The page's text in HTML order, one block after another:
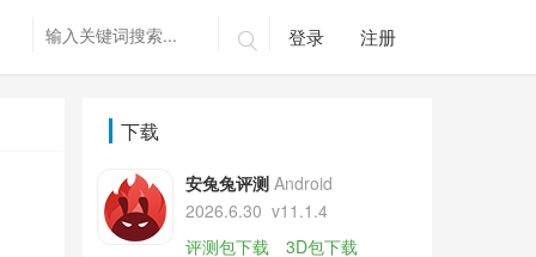
 登录 注册
下载
安兔兔评测 Android
2026.6.30 v11.1.4
评测包下载
3D包下载